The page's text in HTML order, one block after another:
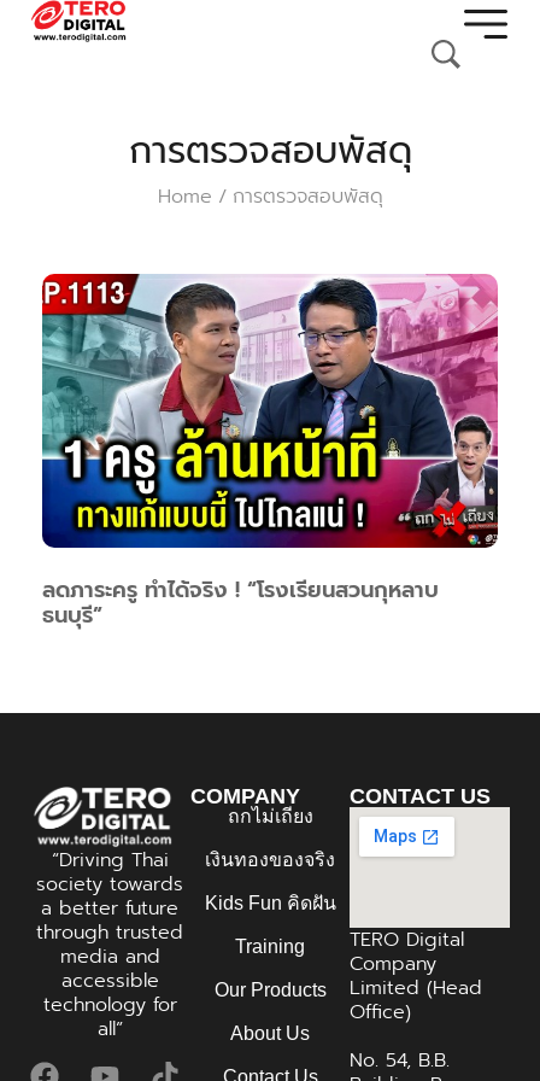
การตรวจสอบพัสดุ
Home / การตรวจสอบพัสดุ
ลดภาระครู ทำได้จริง ! “โรงเรียนสวนกุหลาบ
ธนบุรี”
“Driving Thai
society towards
a better future
through trusted
media and
accessible
technology for
all”
COMPANY
ถกไม่เถียง
เงินทองของจริง
Kids Fun คิดฝัน
Training
Our Products
About Us
Contact Us
CONTACT US
TERO Digital
Company
Limited (Head
Office)
No. 54, B.B.